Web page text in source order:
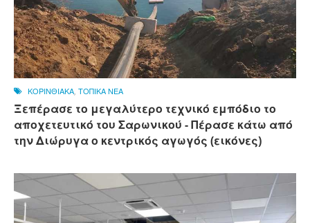
ΚΟΡΙΝΘΙΑΚΑ ΤΟΠΙΚΑ ΝΕΑ
Ξεπέρασε το μεγαλύτερο τεχνικό εμπόδιο το
αποχετευτικό του Σαρωνικού - Πέρασε κάτω από
την Διώρυγα ο κεντρικός αγωγός (εικόνες)